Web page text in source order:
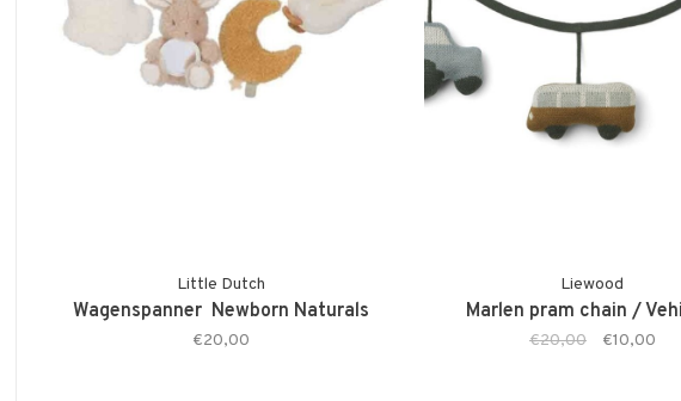
Little Dutch
Wagenspanner ­ Newborn Naturals
€20,00
Liewood
Marlen pram chain /
€20,00 €10,00